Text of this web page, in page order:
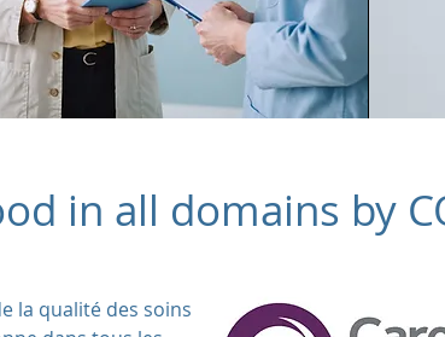
la qualité des soins
in all domains by